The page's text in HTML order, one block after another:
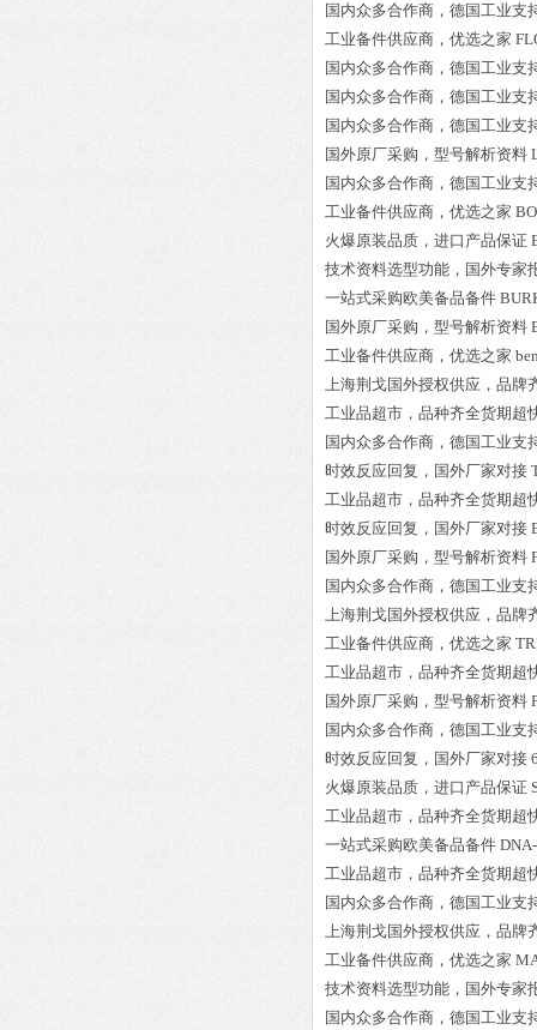
国内众多合作商，德国工业支
工业备件供应商，优选之家
国内众多合作商，德国工业支
国内众多合作商，德国工业支
国内众多合作商，德国工业支
国外原厂采购，型号解析资料
国内众多合作商，德国工业支
工业备件供应商，优选之家
火爆原装品质，进口产品保证
技术资料选型功能，国外专家
一站式采购欧美备品备件
国外原厂采购，型号解析资料
工业备件供应商，优选之家
上海荆戈国外授权供应，品牌
工业品超市，品种齐全货期超
国内众多合作商，德国工业支
时效反应回复，国外厂家对接
工业品超市，品种齐全货期超
时效反应回复，国外厂家对接
国外原厂采购，型号解析资料
国内众多合作商，德国工业支
上海荆戈国外授权供应，品牌
工业备件供应商，优选之家
工业品超市，品种齐全货期超
国外原厂采购，型号解析资料
国内众多合作商，德国工业支
时效反应回复，国外厂家对接
火爆原装品质，进口产品保证
工业品超市，品种齐全货期超
一站式采购欧美备品备件
工业品超市，品种齐全货期超
国内众多合作商，德国工业支
上海荆戈国外授权供应，品牌
工业备件供应商，优选之家
技术资料选型功能，国外专家
国内众多合作商，德国工业支